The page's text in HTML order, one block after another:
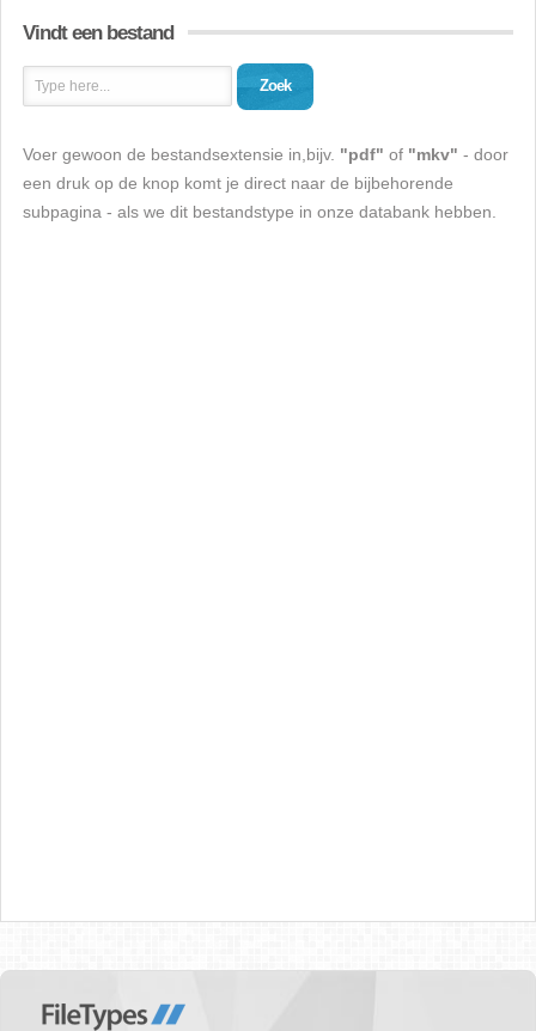
Vindt een bestand
Zoek
Voer gewoon de bestandsextensie in,bijv. "pdf" of "mkv" - door
een druk op de knop komt je direct naar de bijbehorende
subpagina - als we dit bestandstype in onze databank hebben.